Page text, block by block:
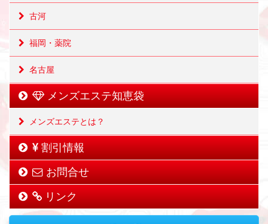
古河
福岡・薬院
名古屋
メンズエステ知恵袋
メンズエステとは？
割引情報
お問合せ
リンク